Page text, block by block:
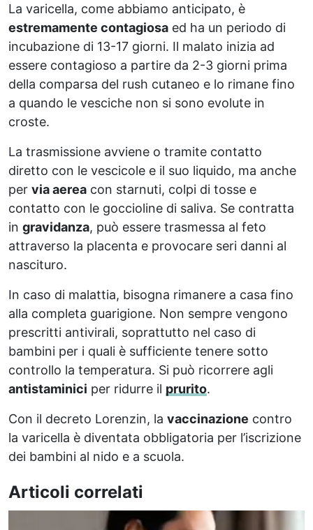
La varicella, come abbiamo anticipato, è
estremamente contagiosa ed ha un periodo di
incubazione di 13-17 giorni. Il malato inizia ad
essere contagioso a partire da 2-3 giorni prima
della comparsa del rush cutaneo e lo rimane fino
a quando le vesciche non si sono evolute in
croste.
La trasmissione avviene o tramite contatto
diretto con le vescicole e il suo liquido, ma anche
per via aerea con starnuti, colpi di tosse e
contatto con le goccioline di saliva. Se contratta
in gravidanza, può essere trasmessa al feto
attraverso la placenta e provocare seri danni al
nascituro.
In caso di malattia, bisogna rimanere a casa fino
alla completa guarigione. Non sempre vengono
prescritti antivirali, soprattutto nel caso di
bambini per i quali è sufficiente tenere sotto
controllo la temperatura. Si può ricorrere agli
antistaminici per ridurre il prurito.
Con il decreto Lorenzin, la vaccinazione contro
la varicella è diventata obbligatoria per l’iscrizione
dei bambini al nido e a scuola.
Articoli correlati